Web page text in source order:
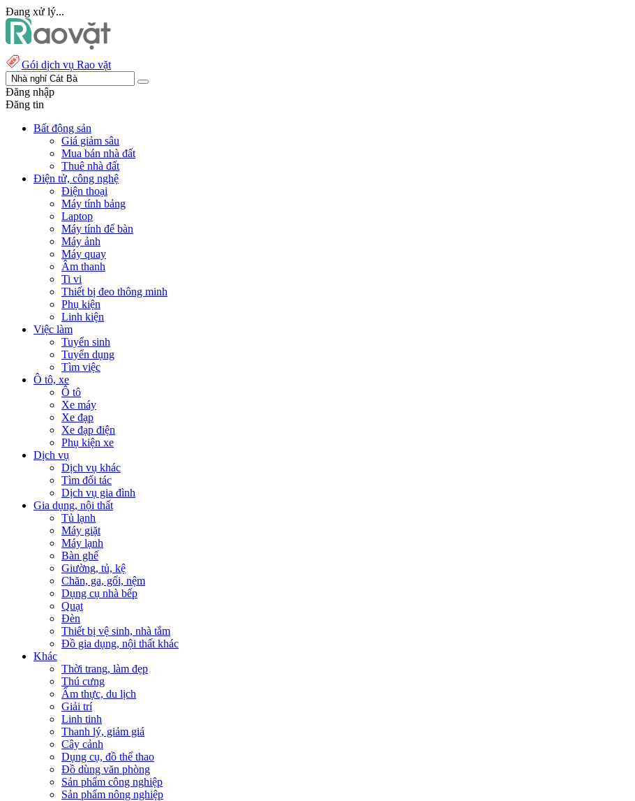
Đang xử lý...
Gói dịch vụ Rao vặt
Đăng nhập
Đăng tin
Bất động sản
Giá giảm sâu
Mua bán nhà đất
Thuê nhà đất
Điện tử, công nghệ
Điện thoại
Máy tính bảng
Laptop
Máy tính để bàn
Máy ảnh
Máy quay
Âm thanh
Ti vi
Thiết bị đeo thông minh
Phụ kiện
Linh kiện
Việc làm
Tuyển sinh
Tuyển dụng
Tìm việc
Ô tô, xe
Ô tô
Xe máy
Xe đạp
Xe đạp điện
Phụ kiện xe
Dịch vụ
Dịch vụ khác
Tìm đối tác
Dịch vụ gia đình
Gia dụng, nội thất
Tủ lạnh
Máy giặt
Máy lạnh
Bàn ghế
Giường, tủ, kệ
Chăn, ga, gối, nệm
Dụng cụ nhà bếp
Quạt
Đèn
Thiết bị vệ sinh, nhà tắm
Đồ gia dụng, nội thất khác
Khác
Thời trang, làm đẹp
Thú cưng
Ẩm thực, du lịch
Giải trí
Linh tinh
Thanh lý, giảm giá
Cây cảnh
Dụng cụ, đồ thể thao
Đồ dùng văn phòng
Sản phẩm công nghiệp
Sản phẩm nông nghiệp